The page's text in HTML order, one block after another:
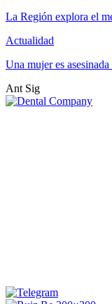
La Región explora el
Actualidad
Una mujer es
Ant Sig